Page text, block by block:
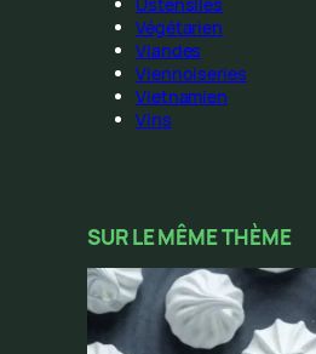
Végétarien
Viandes
Viennoiseries
Vietnamien
Vins
SUR LE MÊME THÈME